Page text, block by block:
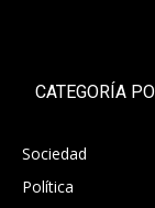
CATEGORÍA
Sociedad
Política